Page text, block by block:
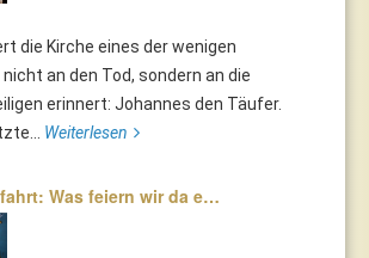
die Kirche eines der wenigen
an den Tod, sondern an die
erinnert: Johannes den Täufer.
Weiterlesen
Was feiern wir da e…